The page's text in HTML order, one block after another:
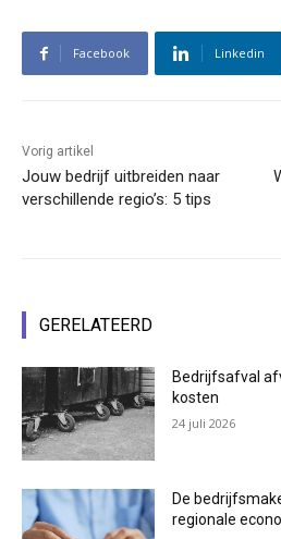
Facebook Linkedin
Vorig artikel
Jouw bedrijf uitbreiden naar
verschillende regio’s: 5 tips
GERELATEERD
Bedrijfsafval
kosten
24 juli 2026
De
regionale